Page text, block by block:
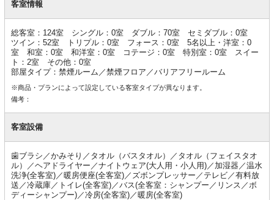
室客室情報
総客室：124室 シングル：0室 ダブル：70室 セミダブル：0室
ツイン：52室 トリプル：0室 フォース：0室 5名以上・洋室：0
室 和室：0室 和洋室：0室 コテージ：0室 特別室：0室 スイー
ト：2室 その他：0室
部屋タイプ：禁煙ルーム／禁煙フロア／バリアフリールーム
※商品・プランによって設定している客室タイプが異なります。
備考：
客室設備
歯ブラシ／かみそり／タオル（バスタオル）／タオル（フェイスタオ
ル）／ヘアドライヤー／ナイトウェア(大人用・小人用)／加湿器／温水
洗浄(全客室)／暖房便座(全客室)／ズボンプレッサー／テレビ／有料放
送／冷蔵庫／トイレ(全客室)／バス(全客室：シャンプー／リンス／ボ
ディーシャンプー)／冷房(全客室)／暖房(全客室)